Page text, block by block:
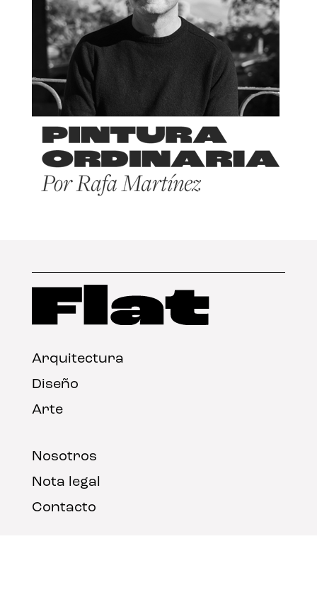
Arquitectura
Diseño
Arte
Nosotros
Nota legal
Contacto